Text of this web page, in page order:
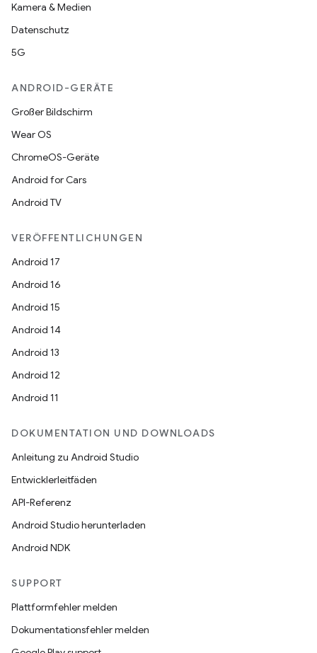
Kamera & Medien
Datenschutz
5G
ANDROID-GERÄTE
Großer Bildschirm
Wear OS
ChromeOS-Geräte
Android for Cars
Android TV
VERÖFFENTLICHUNGEN
Android 17
Android 16
Android 15
Android 14
Android 13
Android 12
Android 11
DOKUMENTATION UND DOWNLOADS
Anleitung zu Android Studio
Entwicklerleitfäden
API-Referenz
Android Studio herunterladen
Android NDK
SUPPORT
Plattformfehler melden
Dokumentationsfehler melden